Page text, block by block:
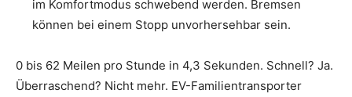
im Komfortmodus schwebend werden. Bremsen
können bei einem Stopp unvorhersehbar sein.
0 bis 62 Meilen pro Stunde in 4,3 Sekunden. Schnell? Ja.
Überraschend? Nicht mehr. EV-Familientransporter